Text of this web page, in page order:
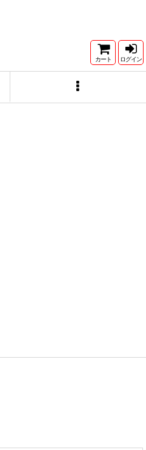
カート ログイン